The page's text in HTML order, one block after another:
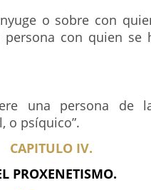
o sobre con
con quien se
una persona de
o psíquico”.
CAPITULO IV.
PROXENETISMO.